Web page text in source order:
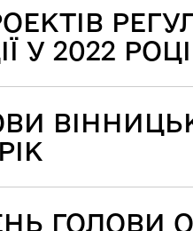
У 2022 РОЦІ
ГОЛОВИ